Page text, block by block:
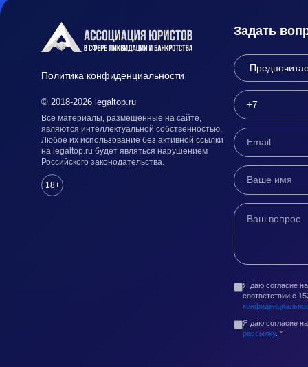
Политика конфиденциальности
© 2018-2026 legaltop.ru
Все материалы, размещенные на сайте,
являются интеллектуальной собственностью.
Любое их использование без активной ссылки
на legaltop.ru будет являться нарушением
Российского законодательства.
18+
Задать
Я даю согласие
соответствии с
Я даю согласие
рассылку. *